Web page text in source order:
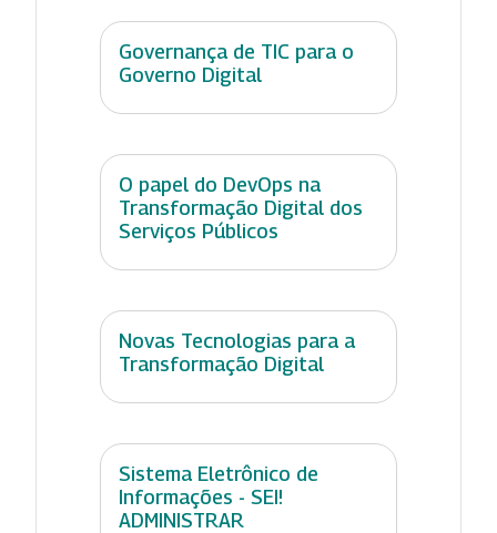
Governança de TIC para o
Governo Digital
O papel do DevOps na
Transformação Digital dos
Serviços Públicos
Novas Tecnologias para a
Transformação Digital
Sistema Eletrônico de
Informações - SEI!
ADMINISTRAR